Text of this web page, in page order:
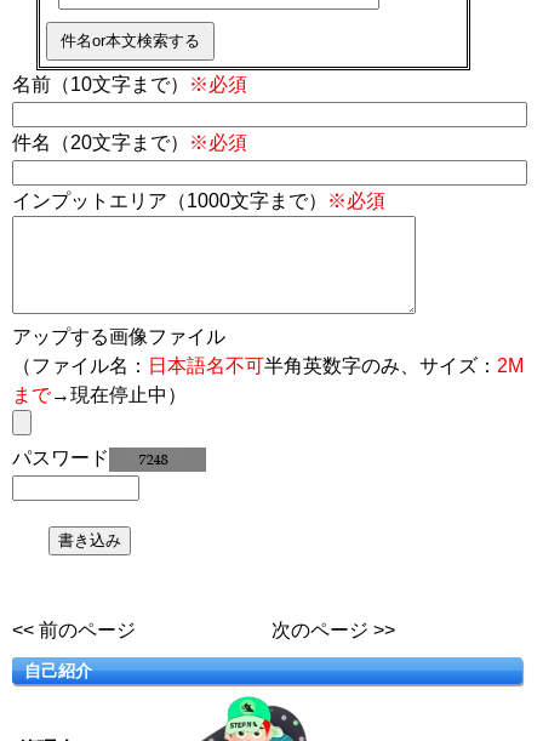
名前（10文字まで） ※必須
件名（20文字まで） ※必須
インプットエリア（1000文字まで） ※必須
アップする画像ファイル
（ファイル名： 日本語名不可半角英数字のみ、サイズ： 2M
まで→現在停止中）
パスワード
<< 前のページ 次のページ >>
自己紹介